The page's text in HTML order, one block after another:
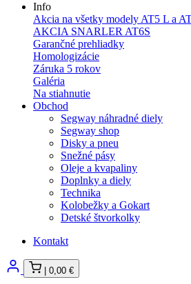
Info
Akcia na všetky modely AT5 L a
AKCIA SNARLER AT6S
Garančné prehliadky
Homologizácie
Záruka 5 rokov
Galéria
Na stiahnutie
Obchod
Segway náhradné diely
Segway shop
Disky a pneu
Snežné pásy
Oleje a kvapaliny
Doplnky a diely
Technika
Kolobežky a Gokart
Detské štvorkolky
Kontakt
0,00 €